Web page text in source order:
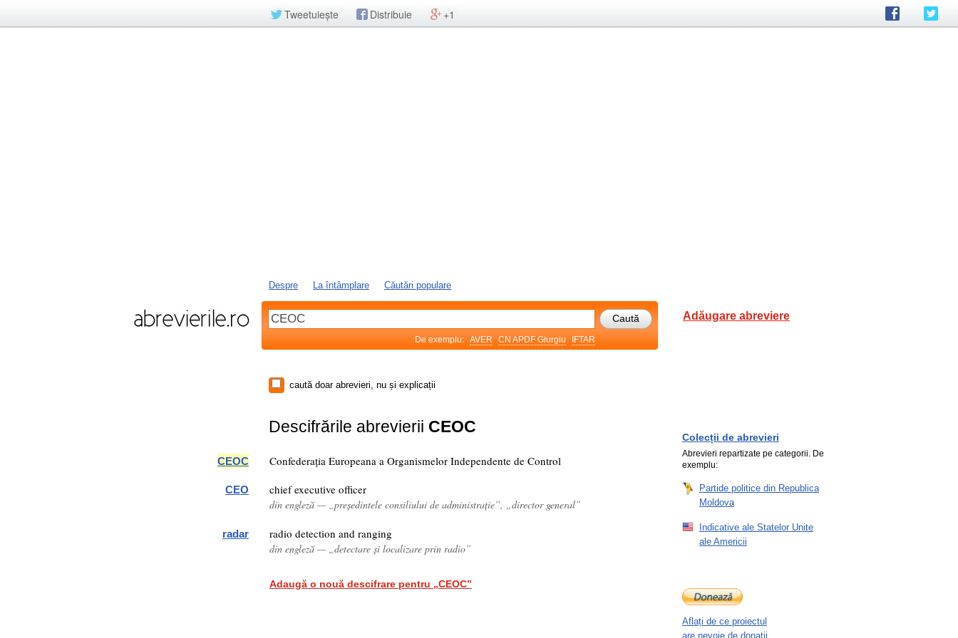
Tweetuiește Distribuie +1
Despre La întâmplare Căutări populare
De exemplu: AVER CN APDF Giurgiu IFTAR
Adăugare abreviere
caută doar abrevieri, nu și explicații
Descifrările abrevierii CEOC
CEOC Confederația Europeana a Organismelor Independente de Control
CEO chief executive officer
din engleză — „președintele consiliului de administrație”, „director general”
radar radio detection and ranging
din engleză — „detectare și localizare prin radio”
Adaugă o nouă descifrare pentru „CEOC”
Colecții de abrevieri
Abrevieri repartizate pe categorii. De
exemplu:
Partide politice din Republica
Moldova
Indicative ale Statelor Unite
ale Americii
Aflați de ce proiectul
are nevoie de donații